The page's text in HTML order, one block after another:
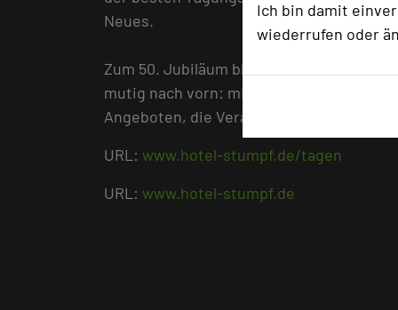
Ich bin damit
wiederrufen oder
Neues.
Zum 50. Jubiläum blickt Familie Stumpf
mutig nach vorn: mit Ideen für
Angeboten, die Veranstalter wie
URL: www.hotel-stumpf.de/tagen
URL: www.hotel-stumpf.de